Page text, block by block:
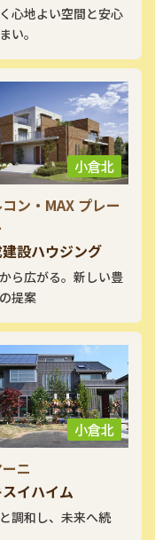
心地よい空間と安心
い。
小倉北
ン・MAX プレー
設ハウジング
ら広がる。新しい豊
提案
小倉北
ニ
イハイム
調和し、未来へ続